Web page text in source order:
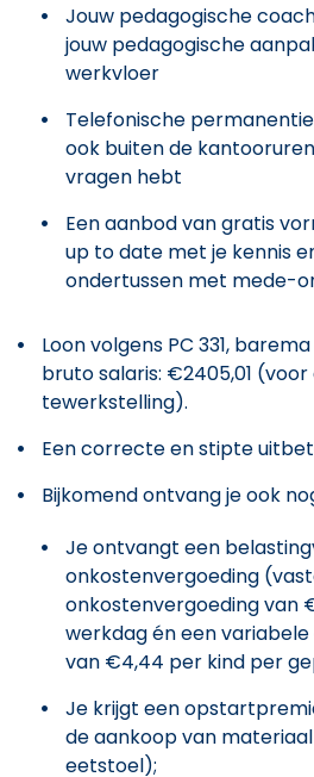
Jouw pedagogische
jouw pedagogische
werkvloer
Telefonische
ook buiten de
vragen hebt
Een aanbod van gratis
up to date met je kennis
ondertussen met mede-
Loon volgens PC 331,
bruto salaris: €2405,01
tewerkstelling).
Een correcte en stipte
Bijkomend ontvang je ook
Je ontvangt een
onkostenvergoeding
onkostenvergoeding van
werkdag én een
van €4,44 per kind per
Je krijgt een
de aankoop van
eetstoel);